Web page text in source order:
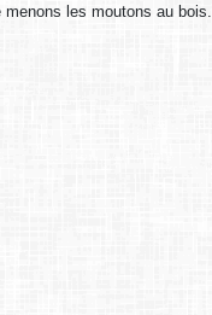
les moutons au bois.